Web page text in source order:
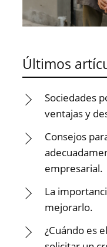
Últimos
Sociedades
ventajas y
Consejos
empresarial.
La
mejorarlo.
¿Cuándo es